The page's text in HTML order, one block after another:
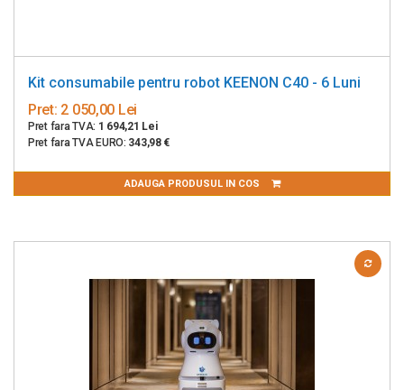
Kit consumabile pentru robot KEENON C40 - 6 Luni
Pret: 2 050,00 Lei
Pret fara TVA: 1 694,21 Lei
Pret fara TVA EURO: 343,98 €
ADAUGA PRODUSUL IN COS